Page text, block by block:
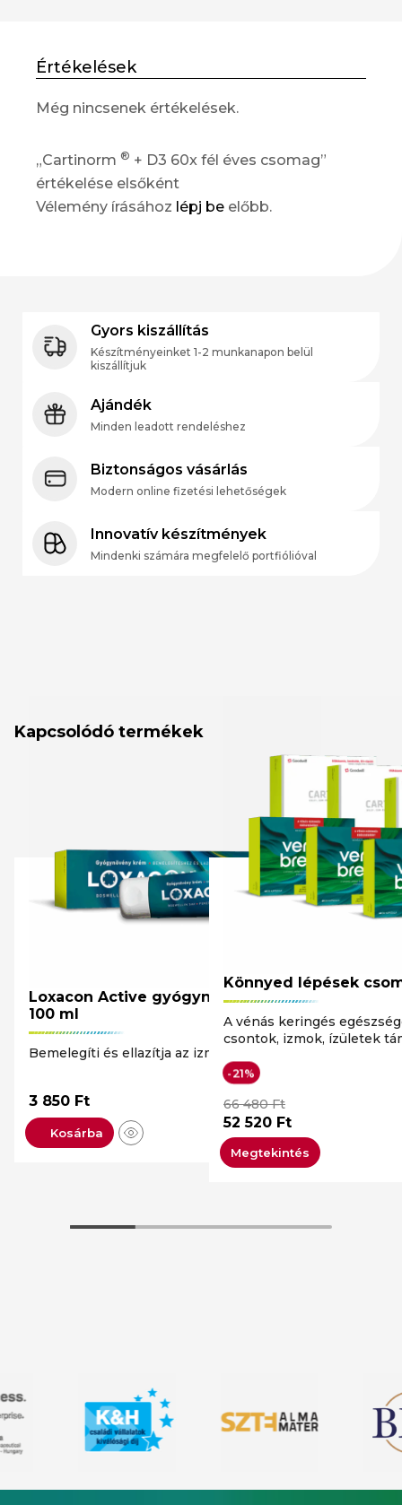
Értékelések
Még nincsenek értékelések.
„Cartinorm ® + D3 60x fél éves csomag”
értékelése elsőként
Vélemény írásához lépj be előbb.
Gyors kiszállítás
Készítményeinket 1-2 munkanapon belül
kiszállítjuk
Ajándék
Minden leadott rendeléshez
Biztonságos vásárlás
Modern online fizetési lehetőségek
Innovatív készítmények
Mindenki számára megfelelő portfiólióval
Kapcsolódó termékek
Loxacon Active gyógynövény krém
100 ml
Bemelegíti és ellazítja az izmokat
3 850 Ft
Kosárba
Könnyed lépések
A vénás keringés
csontok, izmok, ízületek
-21%
66 480Ft
52 520 Ft
Megtekintés